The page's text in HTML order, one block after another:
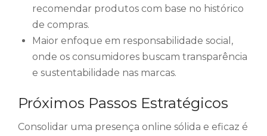
recomendar produtos com base no histórico
de compras.
Maior enfoque em responsabilidade social,
onde os consumidores buscam transparência
e sustentabilidade nas marcas.
Próximos Passos Estratégicos
Consolidar uma presença online sólida e eficaz é